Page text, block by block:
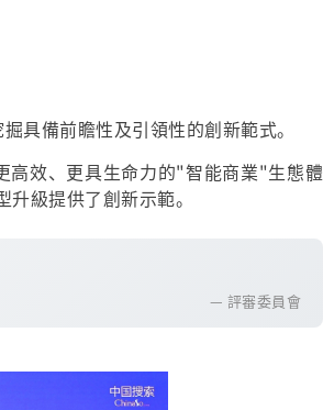
具備前瞻性及引領性的創新範式。
高效、更具生命力的"智能商業"生態體
級提供了創新示範。
— 評審委員會